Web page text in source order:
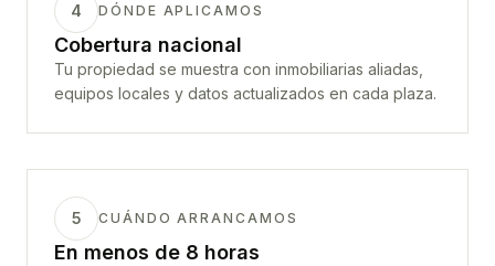
4 DÓNDE APLICAMOS
Cobertura nacional
Tu propiedad se muestra con inmobiliarias aliadas,
equipos locales y datos actualizados en cada plaza.
5 CUÁNDO ARRANCAMOS
En menos de 8 horas